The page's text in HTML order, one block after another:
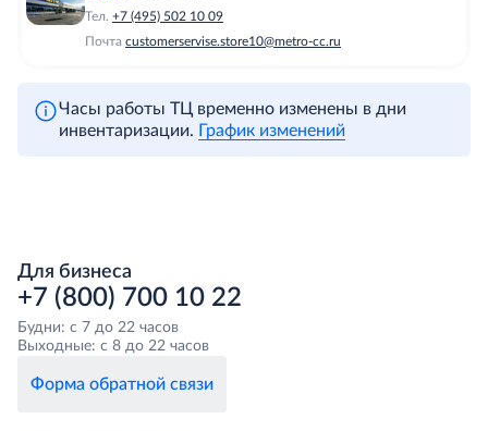
Тел. +7 (495) 502 10 09
Почта customerservise.store10@metro-cc.ru
Часы работы ТЦ временно изменены в дни
инвентаризации. График изменений
Для бизнеса
+7 (800) 700 10 22
Будни: с 7 до 22 часов
Выходные: с 8 до 22 часов
Форма обратной связи